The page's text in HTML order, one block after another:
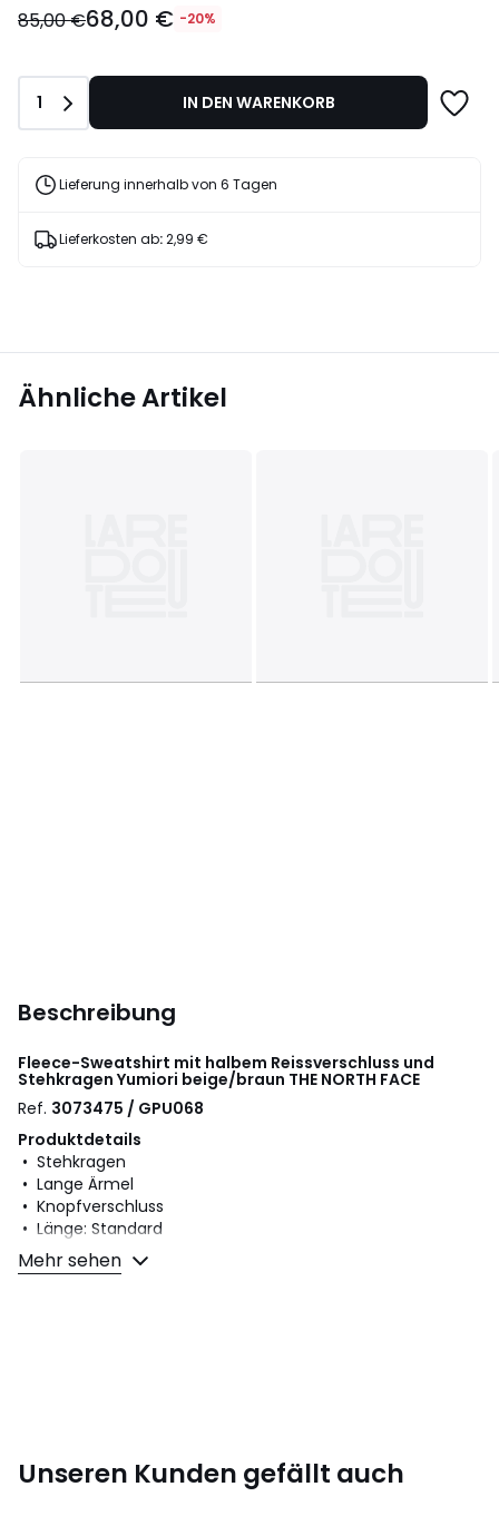
€
20%
Rabatt
85,00 €68,00 € -20%
Anzahl
1 IN DEN WARENKORB
Lieferung innerhalb von 6 Tagen
Lieferkosten ab:2,99 €
Ähnliche Artikel
Beschreibung
Fleece-Sweatshirt mit halbem Reissverschluss und
Stehkragen Yumiori beige/braun THE NORTH FACE
Ref. 3073475 / GPU068
Produktdetails
• Stehkragen
• Lange Ärmel
• Knopfverschluss
• Länge: Standard
• Fleece
Mehr sehen
Unseren Kunden gefällt auch